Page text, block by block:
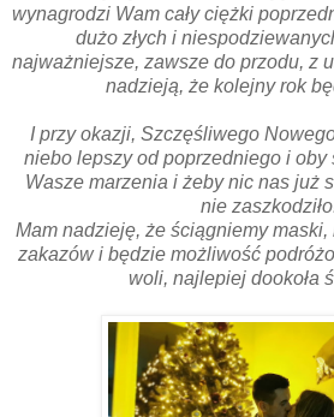
wynagrodzi Wam cały ciężki
dużo złych i
najważniejsze, zawsze do przodu, z
nadzieją, że kolejny rok
I przy okazji, Szczęśliwego
niebo lepszy od poprzedniego i oby
Wasze marzenia i żeby nic nas już
nie
Mam nadzieję, że ściągniemy
zakazów i będzie możliwość
woli, najlepiej dookoła